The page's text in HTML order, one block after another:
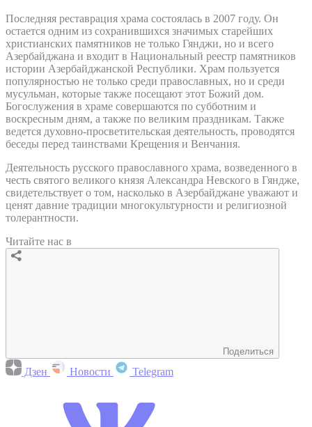
Последняя реставрация храма состоялась в 2007 году. Он
остается одним из сохранившихся значимых старейших
христианских памятников не только Гянджи, но и всего
Азербайджана и входит в Национальный реестр памятников
истории Азербайджанской Республики. Храм пользуется
популярностью не только среди православных, но и среди
мусульман, которые также посещают этот Божий дом.
Богослужения в храме совершаются по субботним и
воскресным дням, а также по великим праздникам. Также
ведется духовно-просветительская деятельность, проводятся
беседы перед таинствами Крещения и Венчания.
Деятельность русского православного храма, возведенного в
честь святого великого князя Александра Невского в Гяндже,
свидетельствует о том, насколько в Азербайджане уважают и
ценят давние традиции многокультурности и религиозной
толерантности.
Читайте нас в
Поделиться
Дзен Новости Telegram